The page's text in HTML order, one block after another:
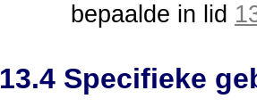
bepaalde in lid
13.4 Specifieke